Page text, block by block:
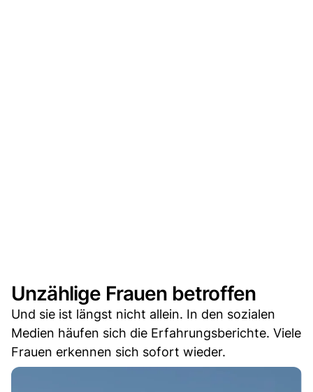
Unzählige Frauen betroffen
Und sie ist längst nicht allein. In den sozialen
Medien häufen sich die Erfahrungsberichte. Viele
Frauen erkennen sich sofort wieder.